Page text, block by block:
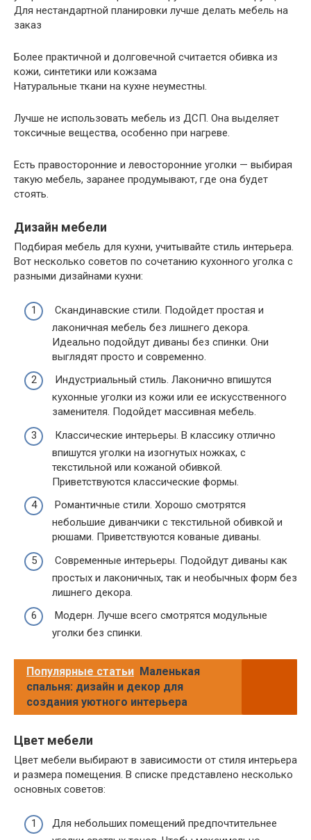
Для нестандартной планировки лучше делать мебель на
заказ
Более практичной и долговечной считается обивка из
кожи, синтетики или кожзама
Натуральные ткани на кухне неуместны.
Лучше не использовать мебель из ДСП. Она выделяет
токсичные вещества, особенно при нагреве.
Есть правосторонние и левосторонние уголки — выбирая
такую мебель, заранее продумывают, где она будет
стоять.
Дизайн мебели
Подбирая мебель для кухни, учитывайте стиль интерьера.
Вот несколько советов по сочетанию кухонного уголка с
разными дизайнами кухни:
Скандинавские стили. Подойдет простая и
лаконичная мебель без лишнего декора.
Идеально подойдут диваны без спинки. Они
выглядят просто и современно.
Индустриальный стиль. Лаконично впишутся
кухонные уголки из кожи или ее искусственного
заменителя. Подойдет массивная мебель.
Классические интерьеры. В классику отлично
впишутся уголки на изогнутых ножках, с
текстильной или кожаной обивкой.
Приветствуются классические формы.
Романтичные стили. Хорошо смотрятся
небольшие диванчики с текстильной обивкой и
рюшами. Приветствуются кованые диваны.
Современные интерьеры. Подойдут диваны как
простых и лаконичных, так и необычных форм без
лишнего декора.
Модерн. Лучше всего смотрятся модульные
уголки без спинки.
Популярные статьи Маленькая
спальня: дизайн и декор для
создания уютного интерьера
Цвет мебели
Цвет мебели выбирают в зависимости от стиля интерьера
и размера помещения. В списке представлено несколько
основных советов:
Для небольших помещений предпочтительнее